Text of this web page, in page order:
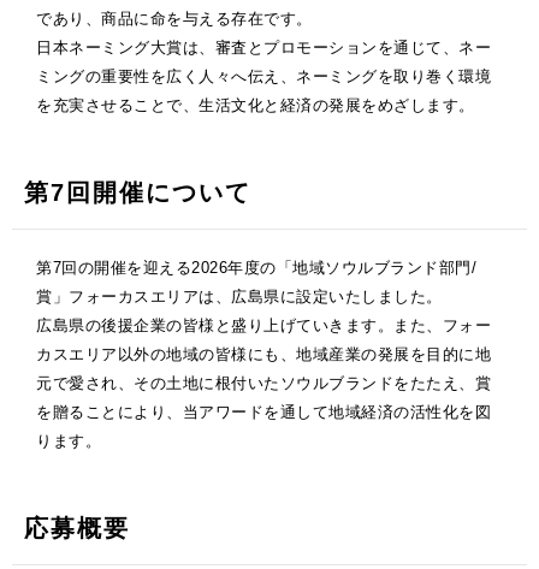
であり、商品に命を与える存在です。
日本ネーミング大賞は、審査とプロモーションを通じて、ネー
ミングの重要性を広く人々へ伝え、ネーミングを取り巻く環境
を充実させることで、生活文化と経済の発展をめざします。
第7回開催について
第7回の開催を迎える2026年度の「地域ソウルブランド部門/
賞」フォーカスエリアは、広島県に設定いたしました。
広島県の後援企業の皆様と盛り上げていきます。また、フォー
カスエリア以外の地域の皆様にも、地域産業の発展を目的に地
元で愛され、その土地に根付いたソウルブランドをたたえ、賞
を贈ることにより、当アワードを通して地域経済の活性化を図
ります。
応募概要